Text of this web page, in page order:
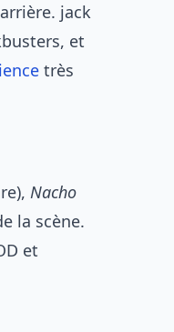
jack
et
très
Nacho
la scène.
et